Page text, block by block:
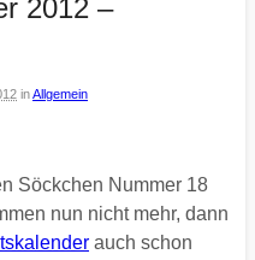
2012 –
inAllgemein
Söckchen Nummer 18
nun nicht mehr, dann
auch schon